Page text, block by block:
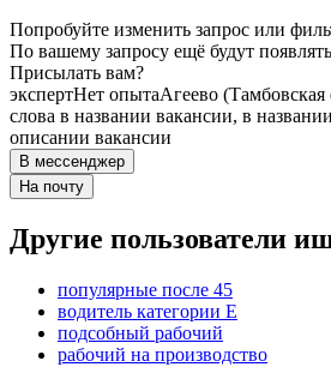
Попробуйте изменить запрос или
По вашему запросу ещё будут
Присылать вам?
экспертНет опытаАгеево (Тамбовская
слова в названии вакансии, в
описании вакансии
В мессенджер
На почту
Другие пользователи
популярные после 45
водитель категории E
подсобный рабочий
рабочий на производство